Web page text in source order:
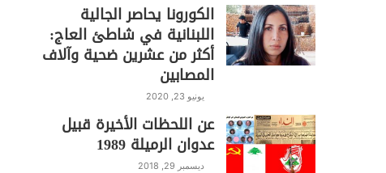
الكورونا يحاصر الجالية
اللبنانية في شاطئ العاج:
أكثر من عشرين ضحية وآلاف
المصابين
يونيو 23, 2020
عن اللحظات الأخيرة قبيل
عدوان الرميلة 1989
ديسمبر 29, 2018